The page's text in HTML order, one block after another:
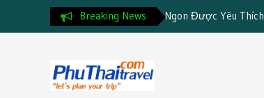
Breaking News
Ngon Được Yêu Thích Ở Vũng Hướng Dẫn Đặt